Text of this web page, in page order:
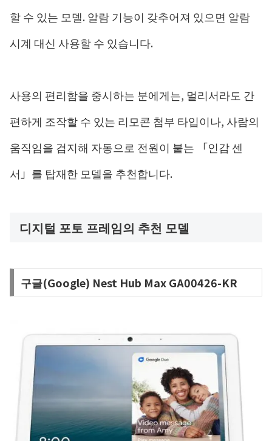
할 수 있는 모델. 알람 기능이 갖추어져 있으면 알람
시계 대신 사용할 수 있습니다.
사용의 편리함을 중시하는 분에게는, 멀리서라도 간
편하게 조작할 수 있는 리모콘 첨부 타입이나, 사람의
움직임을 검지해 자동으로 전원이 붙는 「인감 센
서」를 탑재한 모델을 추천합니다.
디지털 포토 프레임의 추천 모델
구글(Google) Nest Hub Max GA00426-KR